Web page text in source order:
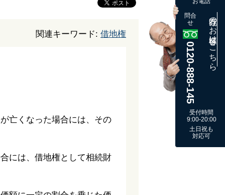
関連キーワード: 借地権
亡くなった場合には、その
には、借地権として相続財
問合
せ
0120-888-145
既存のお客様はこちら
受付時間
9:00-20:00
土日祝も
対応可